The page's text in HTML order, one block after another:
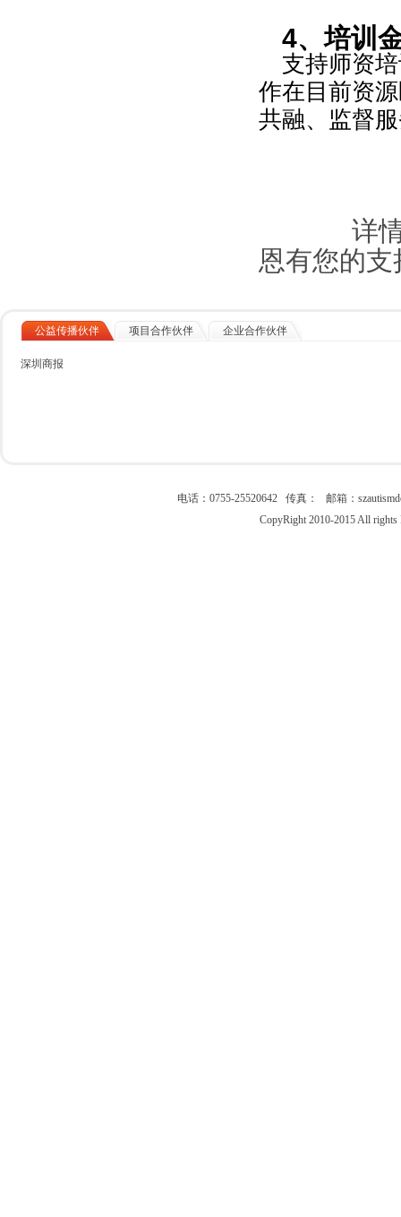
4、培训
支持师资
作在目前资
共融、监督
详情请
恩有您的支
公益传播伙伴 项目合作伙伴 企业合作伙伴
深圳商报
电话：0755-25520642 传真： 邮箱：
CopyRight 2010-2015 All